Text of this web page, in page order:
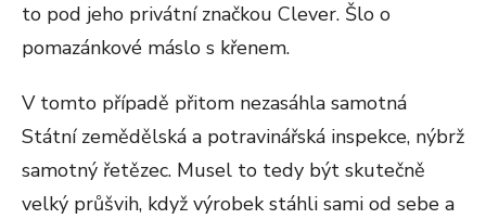
to pod jeho privátní značkou Clever. Šlo o
pomazánkové máslo s křenem.
V tomto případě přitom nezasáhla samotná
Státní zemědělská a potravinářská inspekce, nýbrž
samotný řetězec. Musel to tedy být skutečně
velký průšvih, když výrobek stáhli sami od sebe a